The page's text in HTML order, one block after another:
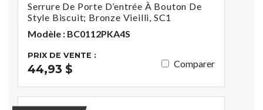
Serrure De Porte D’entrée À Bouton De
Style Biscuit; Bronze Vieilli, SC1
Modèle : BC0112PKA4S
PRIX DE VENTE :
44,93 $ Comparer